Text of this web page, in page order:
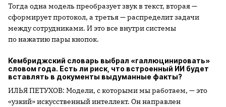
Тогда одна модель преобразует звук в текст, вторая —
сформирует протокол, а третья — распределит задачи
между сотрудниками. И это все внутри системы
по нажатию пары кнопок.
Кембриджский словарь выбрал «галлюцинировать»
словом года. Есть ли риск, что встроенный ИИ будет
вставлять в документы выдуманные факты?
ИЛЬЯ ПЕТУХОВ: Модели, с которыми мы работаем, — это
«узкий» искусственный интеллект. Он направлен